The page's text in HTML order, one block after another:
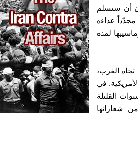
وكان أن استسلم
مجدّداً عداءه
لمدة
الغرب،
في
القليلة
شعاراتها